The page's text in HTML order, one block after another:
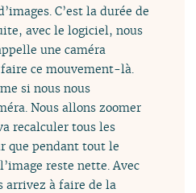
C’est la durée de
avec le logiciel, nous
une caméra
ce mouvement-là.
si nous nous
Nous allons zoomer
recalculer tous les
que pendant tout le
reste nette. Avec
arrivez à faire de la